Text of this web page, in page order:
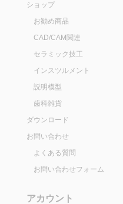
ショップ
お勧め商品
CAD/CAM関連
セラミック技工
インスツルメント
説明模型
歯科雑貨
ダウンロード
お問い合わせ
よくある質問
お問い合わせフォーム
アカウント